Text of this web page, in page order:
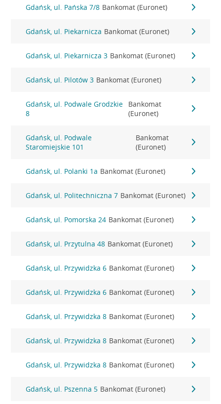
Gdańsk, ul. Pańska 7/8 Bankomat (Euronet)
Gdańsk, ul. Piekarnicza Bankomat (Euronet)
Gdańsk, ul. Piekarnicza 3 Bankomat (Euronet)
Gdańsk, ul. Pilotów 3 Bankomat (Euronet)
Gdańsk, ul. Podwale Grodzkie
8
Bankomat
(Euronet)
Gdańsk, ul. Podwale
Staromiejskie 101
Bankomat
(Euronet)
Gdańsk, ul. Polanki 1a Bankomat (Euronet)
Gdańsk, ul. Politechniczna 7 Bankomat (Euronet)
Gdańsk, ul. Pomorska 24 Bankomat (Euronet)
Gdańsk, ul. Przytulna 48 Bankomat (Euronet)
Gdańsk, ul. Przywidzka 6 Bankomat (Euronet)
Gdańsk, ul. Przywidzka 6 Bankomat (Euronet)
Gdańsk, ul. Przywidzka 8 Bankomat (Euronet)
Gdańsk, ul. Przywidzka 8 Bankomat (Euronet)
Gdańsk, ul. Przywidzka 8 Bankomat (Euronet)
Gdańsk, ul. Pszenna 5 Bankomat (Euronet)